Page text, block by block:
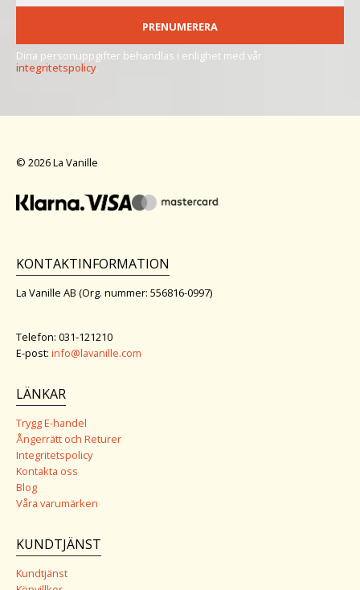
PRENUMERERA
Dina personuppgifter behandlas i enlighet med vår
integritetspolicy.
© 2026 La Vanille
KONTAKTINFORMATION
La Vanille AB (Org. nummer: 556816-0997)
Telefon: 031-121210
E-post: info@lavanille.com
LÄNKAR
Trygg E-handel
Ångerrätt och Returer
Integritetspolicy
Kontakta oss
Blog
Våra varumärken
KUNDTJÄNST
Kundtjänst